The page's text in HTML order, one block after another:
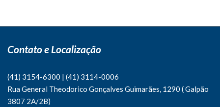
Contato e Localização
(41) 3154-6300 | (41) 3114-0006
Rua General Theodorico Gonçalves Guimarães, 1290 ( Galpão
3807 2A/2B)